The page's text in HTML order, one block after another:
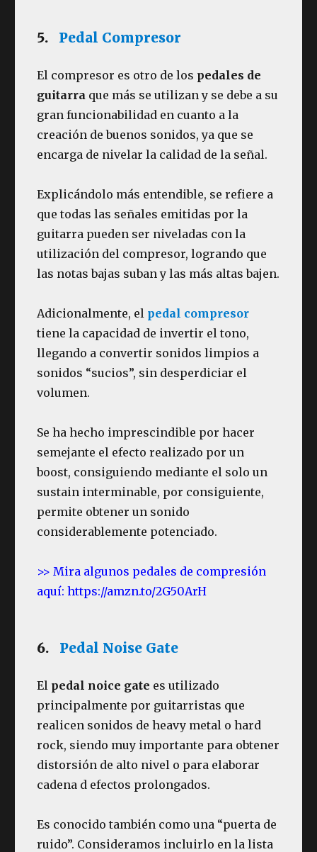
5. Pedal Compresor
El compresor es otro de los pedales de
guitarra que más se utilizan y se debe a su
gran funcionabilidad en cuanto a la
creación de buenos sonidos, ya que se
encarga de nivelar la calidad de la señal.
Explicándolo más entendible, se refiere a
que todas las señales emitidas por la
guitarra pueden ser niveladas con la
utilización del compresor, logrando que
las notas bajas suban y las más altas bajen.
Adicionalmente, el pedal compresor
tiene la capacidad de invertir el tono,
llegando a convertir sonidos limpios a
sonidos “sucios”, sin desperdiciar el
volumen.
Se ha hecho imprescindible por hacer
semejante el efecto realizado por un
boost, consiguiendo mediante el solo un
sustain interminable, por consiguiente,
permite obtener un sonido
considerablemente potenciado.
>> Mira algunos pedales de compresión
aquí: https://amzn.to/2G50ArH
6. Pedal Noise Gate
El pedal noice gate es utilizado
principalmente por guitarristas que
realicen sonidos de heavy metal o hard
rock, siendo muy importante para obtener
distorsión de alto nivel o para elaborar
cadena d efectos prolongados.
Es conocido también como una “puerta de
ruido”. Consideramos incluirlo en la lista